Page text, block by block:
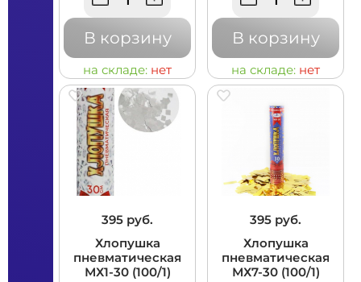
В корзину
на складе: нет
В корзину
на складе: нет
395 руб.
Хлопушка
пневматическая
МХ1-30 (100/1)
395 руб.
Хлопушка
пневматическая
МХ7-30 (100/1)